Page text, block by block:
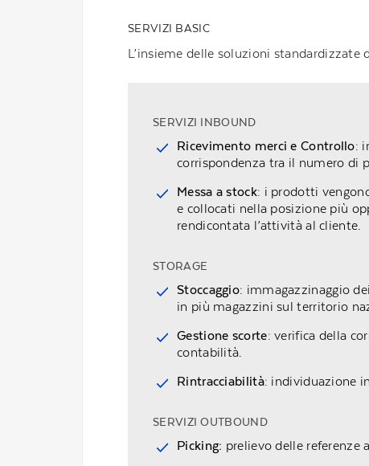
SERVIZI BASIC
L’insieme delle soluzioni standardizzate
SERVIZI INBOUND
Ricevimento merci e Controllo:
corrispondenza tra il numero di
Messa a stock: i prodotti
e collocati nella posizione più
rendicontata l’attività al cliente.
STORAGE
Stoccaggio: immagazzinaggio
in più magazzini sul territorio
Gestione scorte: verifica della
contabilità.
Rintracciabilità: individuazione
SERVIZI OUTBOUND
Picking: prelievo delle referenze